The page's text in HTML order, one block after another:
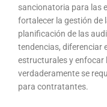
sancionatoria para las
fortalecer la gestión de
planificación de las
tendencias, diferenciar
estructurales y enfocar
verdaderamente se
para contratantes.